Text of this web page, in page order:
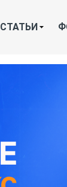
СТАТЬИ